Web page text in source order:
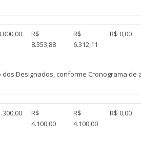
R$
8.353,88
R$
6.312,11
R$ 0,00
dos Designados, conforme Cronograma de
R$
4.100,00
R$
4.100,00
R$ 0,00